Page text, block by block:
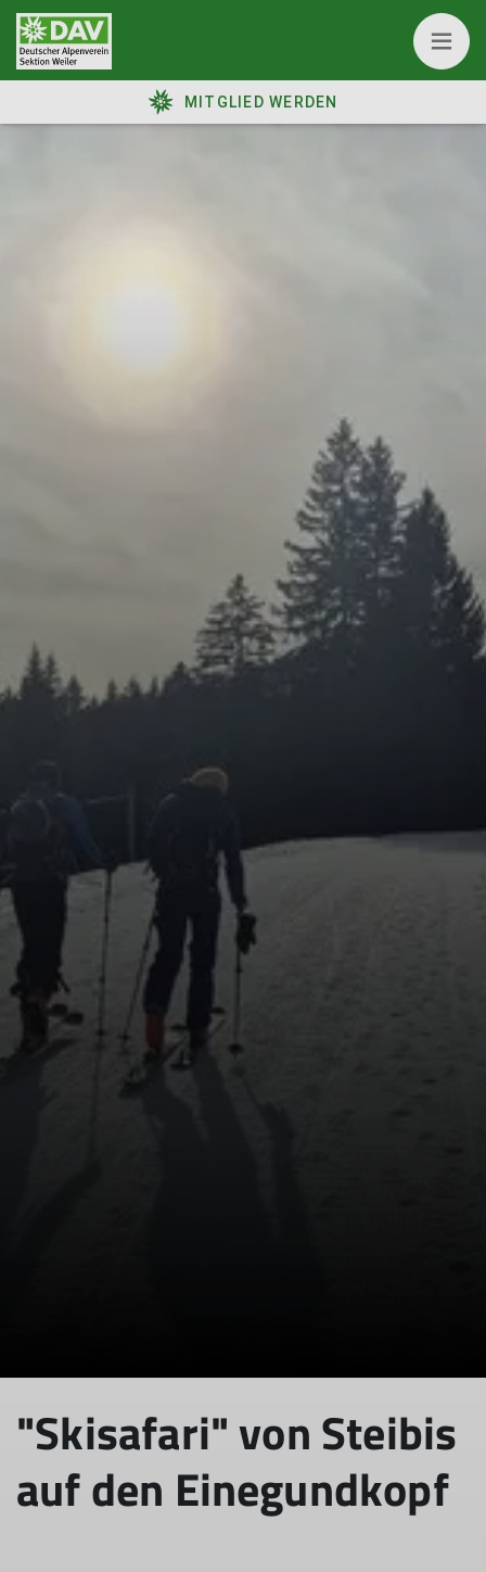
MITGLIED WERDEN
"Skisafari" von Steibis
auf den Einegundkopf